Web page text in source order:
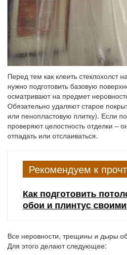
Перед тем как клеить стеклохолст
нужно подготовить базовую
осматривают на предмет
Обязательно удаляют старое
или пенопластовую плитку). Если
проверяют целостность отделки –
отпадать или отслаиваться.
Рекомендуем к
Как подготовить
обои и плинтус
Все неровности, трещины и дыры
Для этого делают следующее: